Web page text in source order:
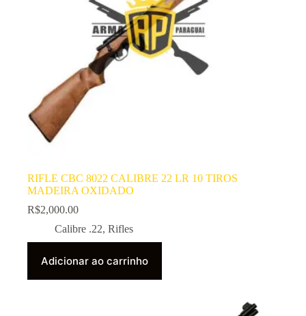
RIFLE CBC 8022 CALIBRE 22 LR 10 TIROS
MADEIRA OXIDADO
R$2,000.00
Calibre .22, Rifles
Adicionar ao carrinho